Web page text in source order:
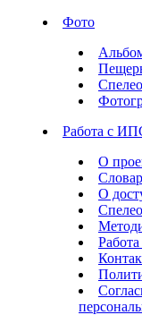
Фото
Работа с
О
О